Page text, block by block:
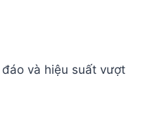
và hiệu suất vượt